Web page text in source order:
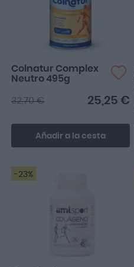
Colnatur Complex
Neutro 495g
25,25 €
32,70 €
Añadir a la cesta
-23%